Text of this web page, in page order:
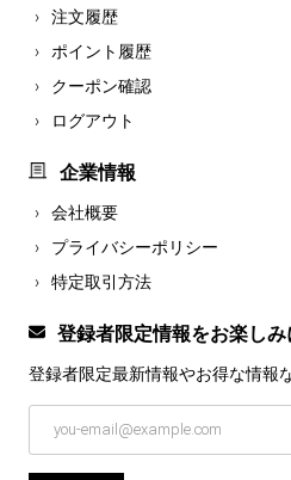
注文履歴
ポイント履歴
クーポン確認
ログアウト
企業情報
会社概要
プライバシーポリシー
特定取引方法
登録者限定情報をお楽しみ
登録者限定最新情報やお得な情報